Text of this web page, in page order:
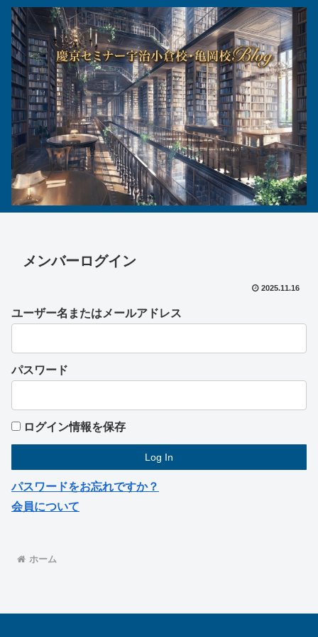
メンバーログイン
2025.11.16
ユーザー名またはメールアドレス
パスワード
ログイン情報を保存
パスワードをお忘れですか？
会員について
ホーム